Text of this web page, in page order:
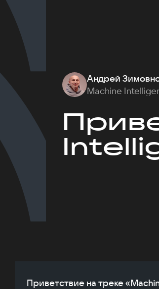
Андрей
Machine
Приветствие на треке